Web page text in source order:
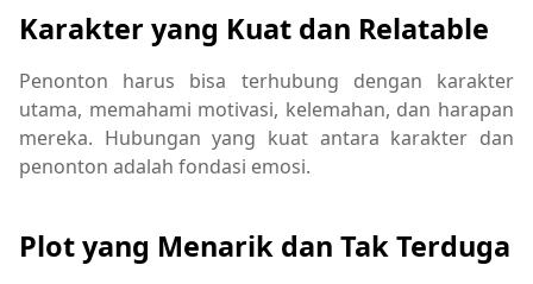
Karakter yang Kuat dan Relatable
Penonton harus bisa terhubung dengan karakter
utama, memahami motivasi, kelemahan, dan harapan
mereka. Hubungan yang kuat antara karakter dan
penonton adalah fondasi emosi.
Plot yang Menarik dan Tak Terduga